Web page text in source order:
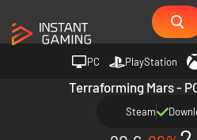
PC PlayStation
Terraforming Mars -
Steam